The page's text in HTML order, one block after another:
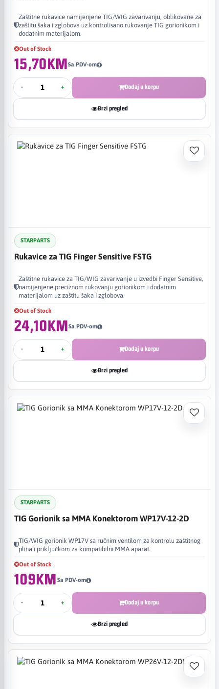
Zaštitne rukavice namijenjene TIG/WIG zavarivanju, oblikovane za
zaštitu šaka i zglobova uz kontrolisano rukovanje TIG gorionikom i
dodatnim materijalom.
Out of Stock
15,70KMSa PDV-om
- + Dodaj u korpu
Brzi pregled
STARPARTS
Rukavice za TIG Finger Sensitive FSTG
Zaštitne rukavice za TIG/WIG zavarivanje u izvedbi Finger Sensitive,
namijenjene preciznom rukovanju gorionikom i dodatnim
materijalom uz zaštitu šaka i zglobova.
Out of Stock
24,10KMSa PDV-om
- + Dodaj u korpu
Brzi pregled
STARPARTS
TIG Gorionik sa MMA Konektorom WP17V-12-2D
TIG/WIG gorionik WP17V sa ručnim ventilom za kontrolu zaštitnog
plina i priključkom za kompatibilni MMA aparat.
Out of Stock
109KM Sa PDV-om
- + Dodaj u korpu
Brzi pregled